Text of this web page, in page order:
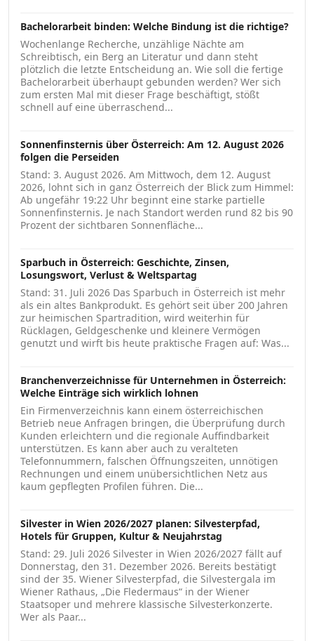
Bachelorarbeit binden: Welche Bindung ist die richtige?
Wochenlange Recherche, unzählige Nächte am
Schreibtisch, ein Berg an Literatur und dann steht
plötzlich die letzte Entscheidung an. Wie soll die fertige
Bachelorarbeit überhaupt gebunden werden? Wer sich
zum ersten Mal mit dieser Frage beschäftigt, stößt
schnell auf eine überraschend...
Sonnenfinsternis über Österreich: Am 12. August 2026
folgen die Perseiden
Stand: 3. August 2026. Am Mittwoch, dem 12. August
2026, lohnt sich in ganz Österreich der Blick zum Himmel:
Ab ungefähr 19:22 Uhr beginnt eine starke partielle
Sonnenfinsternis. Je nach Standort werden rund 82 bis 90
Prozent der sichtbaren Sonnenfläche...
Sparbuch in Österreich: Geschichte, Zinsen,
Losungswort, Verlust & Weltspartag
Stand: 31. Juli 2026 Das Sparbuch in Österreich ist mehr
als ein altes Bankprodukt. Es gehört seit über 200 Jahren
zur heimischen Spartradition, wird weiterhin für
Rücklagen, Geldgeschenke und kleinere Vermögen
genutzt und wirft bis heute praktische Fragen auf: Was...
Branchenverzeichnisse für Unternehmen in Österreich:
Welche Einträge sich wirklich lohnen
Ein Firmenverzeichnis kann einem österreichischen
Betrieb neue Anfragen bringen, die Überprüfung durch
Kunden erleichtern und die regionale Auffindbarkeit
unterstützen. Es kann aber auch zu veralteten
Telefonnummern, falschen Öffnungszeiten, unnötigen
Rechnungen und einem unübersichtlichen Netz aus
kaum gepflegten Profilen führen. Die...
Silvester in Wien 2026/2027 planen: Silvesterpfad,
Hotels für Gruppen, Kultur & Neujahrstag
Stand: 29. Juli 2026 Silvester in Wien 2026/2027 fällt auf
Donnerstag, den 31. Dezember 2026. Bereits bestätigt
sind der 35. Wiener Silvesterpfad, die Silvestergala im
Wiener Rathaus, „Die Fledermaus“ in der Wiener
Staatsoper und mehrere klassische Silvesterkonzerte.
Wer als Paar...